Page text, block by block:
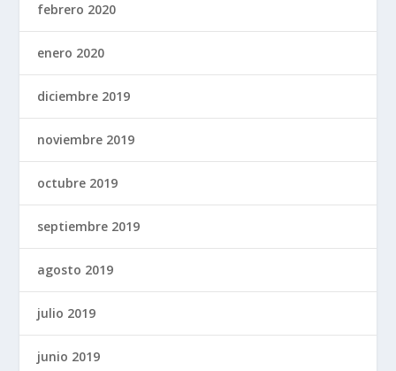
febrero 2020
enero 2020
diciembre 2019
noviembre 2019
octubre 2019
septiembre 2019
agosto 2019
julio 2019
junio 2019